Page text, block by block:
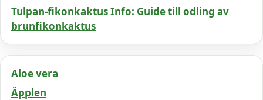
Tulpan-fikonkaktus Info: Guide till odling av
brunfikonkaktus
Aloe vera
Äpplen